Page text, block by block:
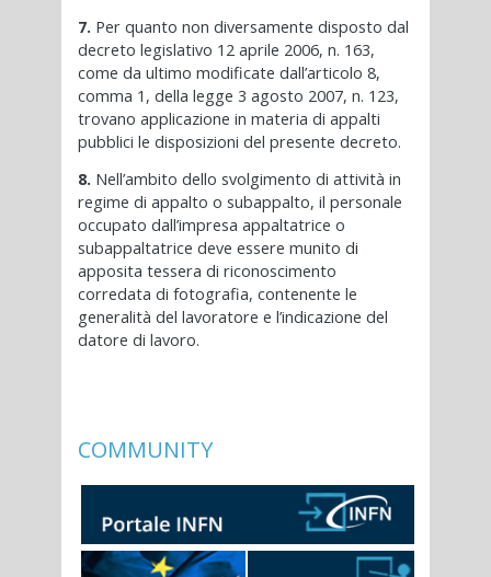
7. Per quanto non diversamente disposto dal
decreto legislativo 12 aprile 2006, n. 163,
come da ultimo modificate dall’articolo 8,
comma 1, della legge 3 agosto 2007, n. 123,
trovano applicazione in materia di appalti
pubblici le disposizioni del presente decreto.
8. Nell’ambito dello svolgimento di attività in
regime di appalto o subappalto, il personale
occupato dall’impresa appaltatrice o
subappaltatrice deve essere munito di
apposita tessera di riconoscimento
corredata di fotografia, contenente le
generalità del lavoratore e l’indicazione del
datore di lavoro.
COMMUNITY